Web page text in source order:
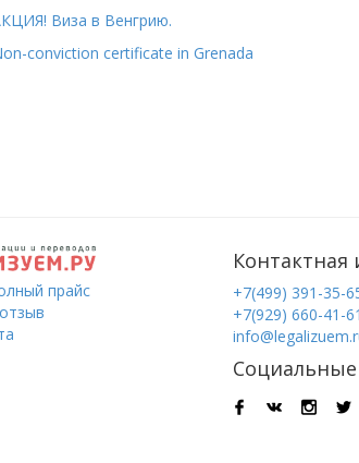
компании
на учет
компании
компаний с
иностранных
иностранных
в качестве ИП
Виза в Венгрию.
conviction certificate in Grenada
прайс
+7(499) 391-35-
+7(929) 660-41-61
Социальные